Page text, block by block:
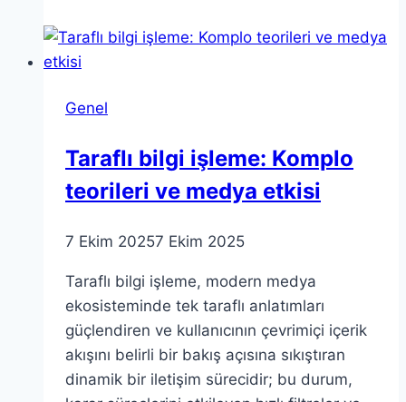
Eşitlik
Genel
Taraflı bilgi işleme: Komplo
teorileri ve medya etkisi
7 Ekim 20257 Ekim 2025
Taraflı bilgi işleme, modern medya
ekosisteminde tek taraflı anlatımları
güçlendiren ve kullanıcının çevrimiçi içerik
akışını belirli bir bakış açısına sıkıştıran
dinamik bir iletişim sürecidir; bu durum,